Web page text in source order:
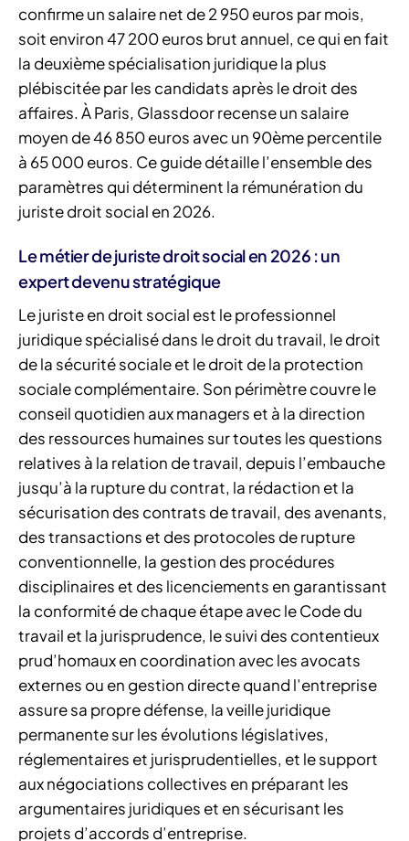
confirme un salaire net de 2 950 euros par mois,
soit environ 47 200 euros brut annuel, ce qui en fait
la deuxième spécialisation juridique la plus
plébiscitée par les candidats après le droit des
affaires. À Paris, Glassdoor recense un salaire
moyen de 46 850 euros avec un 90ème percentile
à 65 000 euros. Ce guide détaille l’ensemble des
paramètres qui déterminent la rémunération du
juriste droit social en 2026.
Le métier de juriste droit social en 2026 : un
expert devenu stratégique
Le juriste en droit social est le professionnel
juridique spécialisé dans le droit du travail, le droit
de la sécurité sociale et le droit de la protection
sociale complémentaire. Son périmètre couvre le
conseil quotidien aux managers et à la direction
des ressources humaines sur toutes les questions
relatives à la relation de travail, depuis l’embauche
jusqu’à la rupture du contrat, la rédaction et la
sécurisation des contrats de travail, des avenants,
des transactions et des protocoles de rupture
conventionnelle, la gestion des procédures
disciplinaires et des licenciements en garantissant
la conformité de chaque étape avec le Code du
travail et la jurisprudence, le suivi des contentieux
prud’homaux en coordination avec les avocats
externes ou en gestion directe quand l’entreprise
assure sa propre défense, la veille juridique
permanente sur les évolutions législatives,
réglementaires et jurisprudentielles, et le support
aux négociations collectives en préparant les
argumentaires juridiques et en sécurisant les
projets d’accords d’entreprise.